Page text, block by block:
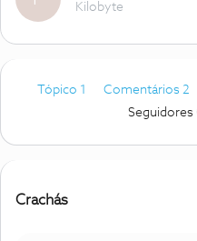
Kilobyte
Tópico 1 Comentários 2
Seguidores
Crachás